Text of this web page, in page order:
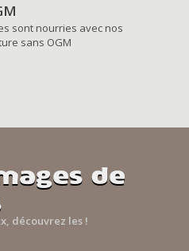
sont nourries avec nos
sans OGM
de
découvrez les !